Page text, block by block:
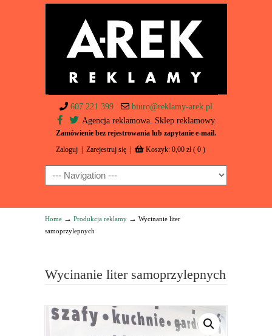
607 221 399
biuro@reklamy-arek.pl
Agencja reklamowa. Sklep reklamowy.
Zamówienie bez rejestrowania lub zapytanie e-mail.
Zaloguj Zarejestruj się Koszyk: 0,00 zł ( 0 )
Navigation
Home → Produkcja reklamy → Wycinanie liter
samoprzylepnych
Wycinanie liter samoprzylepnych